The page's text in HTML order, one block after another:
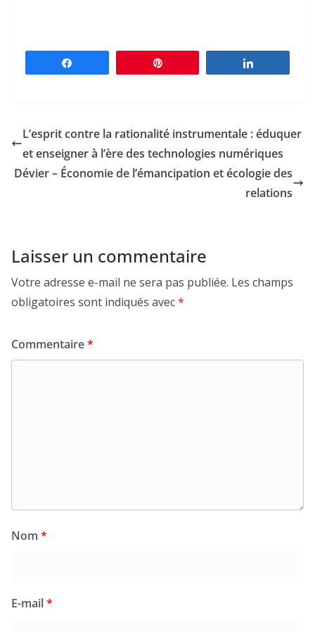
L’esprit contre la rationalité instrumentale : éduquer
et enseigner à l’ère des technologies numériques
Dévier – Économie de l’émancipation et écologie des
relations
Laisser un commentaire
Votre adresse e-mail ne sera pas publiée. Les champs
obligatoires sont indiqués avec*
Commentaire*
Nom *
E-mail*